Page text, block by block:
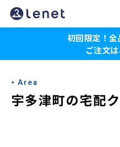
宇
多
町
の
宅
初回限定！
ご注文
Area
宇多津町の宅配